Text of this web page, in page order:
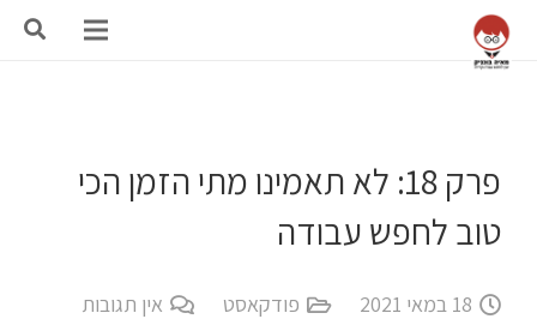
פרק 18: לא תאמינו מתי הזמן הכי
טוב לחפש עבודה
18 במאי 2021 פודקאסט אין תגובות